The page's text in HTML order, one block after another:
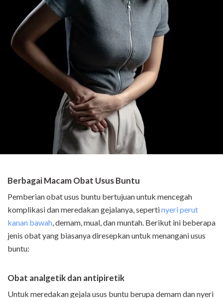
Berbagai Macam Obat Usus Buntu
Pemberian obat usus buntu bertujuan untuk mencegah
komplikasi dan meredakan gejalanya, sepertinyeri perut
kanan bawah, demam, mual, dan muntah. Berikut ini beberapa
jenis obat yang biasanya diresepkan untuk menangani usus
buntu:
Obat analgetik dan antipiretik
Untuk meredakan gejala usus buntu berupa demam dan nyeri